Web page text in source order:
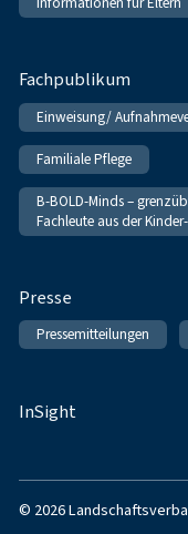
Fachpublikum
Einweisung/
Familiale Pflege
B-BOLD-Minds –
Fachleute aus der
Presse
Pressemitteilungen
InSight
© 2026